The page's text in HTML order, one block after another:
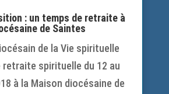
: un temps de retraite à
de Saintes
de la Vie spirituelle
retraite spirituelle du 12 au
à la Maison diocésaine de